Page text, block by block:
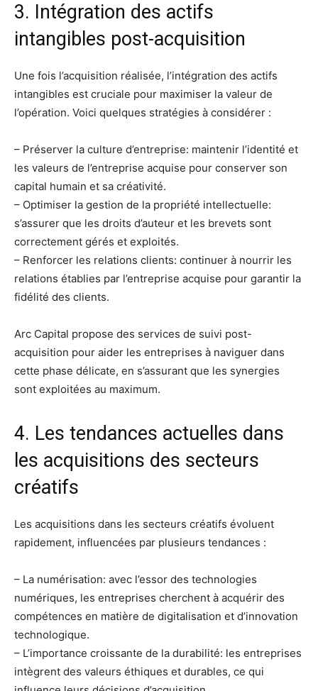
3. Intégration des actifs
intangibles post-acquisition
Une fois l’acquisition réalisée, l’intégration des actifs
intangibles est cruciale pour maximiser la valeur de
l’opération. Voici quelques stratégies à considérer :
– Préserver la culture d’entreprise: maintenir l’identité et
les valeurs de l’entreprise acquise pour conserver son
capital humain et sa créativité.
– Optimiser la gestion de la propriété intellectuelle:
s’assurer que les droits d’auteur et les brevets sont
correctement gérés et exploités.
– Renforcer les relations clients: continuer à nourrir les
relations établies par l’entreprise acquise pour garantir la
fidélité des clients.
Arc Capital propose des services de suivi post-
acquisition pour aider les entreprises à naviguer dans
cette phase délicate, en s’assurant que les synergies
sont exploitées au maximum.
4. Les tendances actuelles dans
les acquisitions des secteurs
créatifs
Les acquisitions dans les secteurs créatifs évoluent
rapidement, influencées par plusieurs tendances :
– La numérisation: avec l’essor des technologies
numériques, les entreprises cherchent à acquérir des
compétences en matière de digitalisation et d’innovation
technologique.
– L’importance croissante de la durabilité: les entreprises
intègrent des valeurs éthiques et durables, ce qui